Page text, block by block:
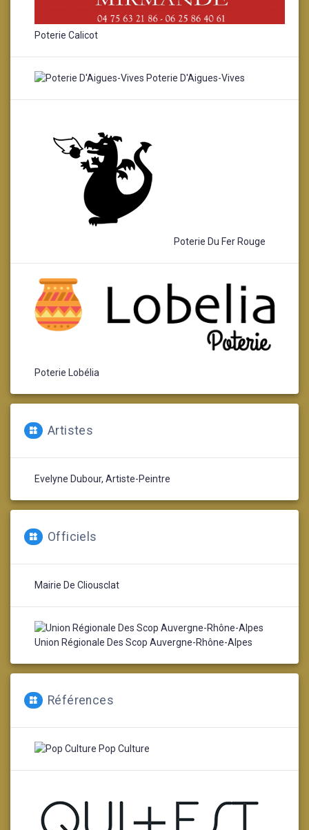
Poterie Calicot
Poterie D'Aigues-Vives
Poterie Du Fer Rouge
Poterie Lobélia
Artistes
Evelyne Dubour, Artiste-Peintre
Officiels
Mairie De Cliousclat
Union Régionale Des Scop Auvergne-Rhône-Alpes
Références
Pop Culture